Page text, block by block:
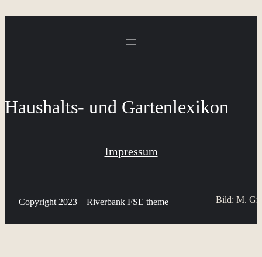
Bild: M.
Haushalts- und Gartenlexikon
Impressum
Copyright 2023 – Riverbank FSE theme